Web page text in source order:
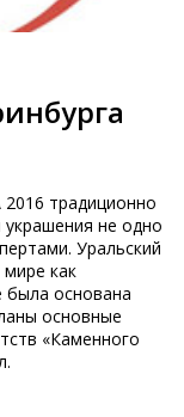
традиционно
не одно
Уральский
мире как
была основана
основные
«Каменного